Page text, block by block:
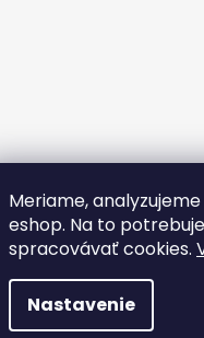
Meriame,
eshop. Na to
spracovávať cookies.
Nastavenie
Sledovať
. Všetky práva vyhradené.